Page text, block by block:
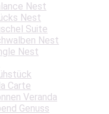
Nest
Nest
Suite
Nest
Nest
Carte
Veranda
Genuss